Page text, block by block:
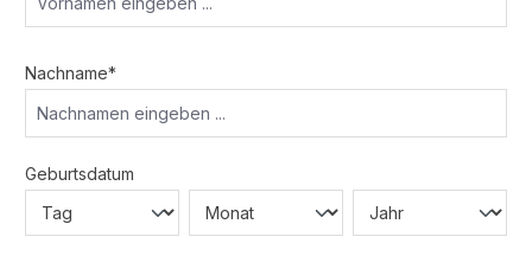
Nachname*
Geburtsdatum